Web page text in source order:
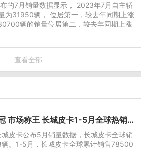
的7月销量数据显示， 2023年7月自主轿
为31950辆， 位居第一，较去年同期上涨
辆的销量位居第二，较去年同期上涨
查看全部
环塔夺冠 市场称王 长城皮卡1-5月全球热销78500辆
城皮卡公布5月销量数据，长城皮卡全球销
。1-5月，长城皮卡全球累计销售78500